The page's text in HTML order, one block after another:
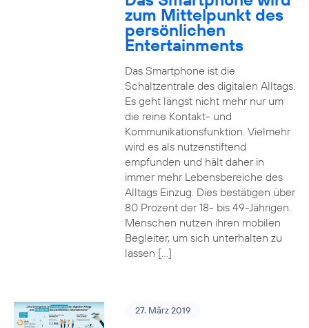
zum Mittelpunkt des
persönlichen
Entertainments
Das Smartphone ist die
Schaltzentrale des digitalen Alltags.
Es geht längst nicht mehr nur um
die reine Kontakt- und
Kommunikationsfunktion. Vielmehr
wird es als nutzenstiftend
empfunden und hält daher in
immer mehr Lebensbereiche des
Alltags Einzug. Dies bestätigen über
80 Prozent der 18- bis 49-Jährigen.
Menschen nutzen ihren mobilen
Begleiter, um sich unterhalten zu
lassen […]
27. März 2019